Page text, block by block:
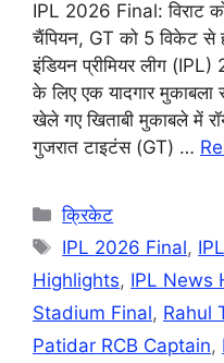
IPL 2026 Final: विराट
चैंपियन, GT को 5 विकेट से
इंडियन प्रीमियर लीग
के लिए एक यादगार मुकाबला
खेले गए खिताबी मुकाबले में
गुजरात टाइटंस (GT) …
Categories
क्रिकेट
Tags
IPL 2026 Final,
Highlights, IPL News
Stadium Final, Rahul
Patidar RCB Captain,